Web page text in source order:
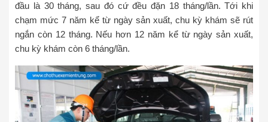
đầu là 30 tháng, sau đó cứ đều đặn 18 tháng/lần. Tới khi
chạm mức 7 năm kể từ ngày sản xuất, chu kỳ khám sẽ rút
ngắn còn 12 tháng. Nếu hơn 12 năm kể từ ngày sản xuất,
chu kỳ khám còn 6 tháng/lần.